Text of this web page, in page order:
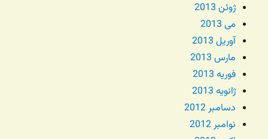
ژوئن 2013
می 2013
آوریل 2013
مارس 2013
فوریه 2013
ژانویه 2013
دسامبر 2012
نوامبر 2012